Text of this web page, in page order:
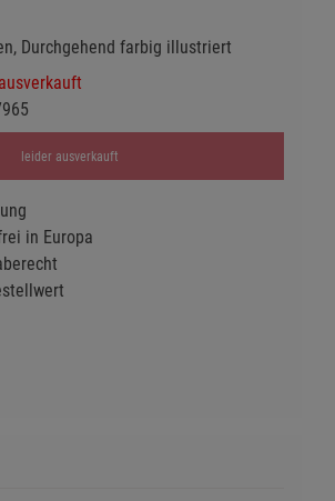
Durchgehend farbig illustriert
leider ausverkauft
in Europa